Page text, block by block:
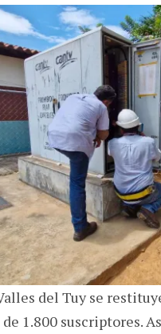
del Tuy se
1.800 suscriptores.